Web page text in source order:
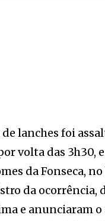
lanches foi
volta das 3h30,
da Fonseca,
da ocorrência,
e anunciaram